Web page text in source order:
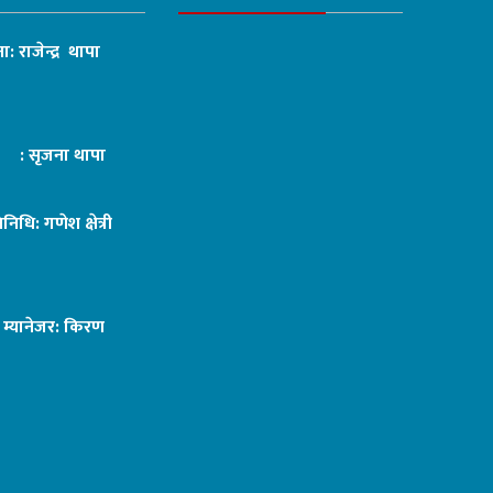
राजेन्द्र थापा
सृजना थापा
गणेश क्षेत्री
म्यानेजर: किरण